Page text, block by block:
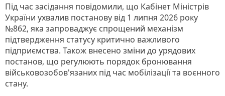
Під час засідання повідомили, що Кабінет Міністрів
України ухвалив постанову від 1 липня 2026 року
№862, яка запроваджує спрощений механізм
підтвердження статусу критично важливого
підприємства. Також внесено зміни до урядових
постанов, що регулюють порядок бронювання
військовозобов'язаних під час мобілізації та воєнного
стану.